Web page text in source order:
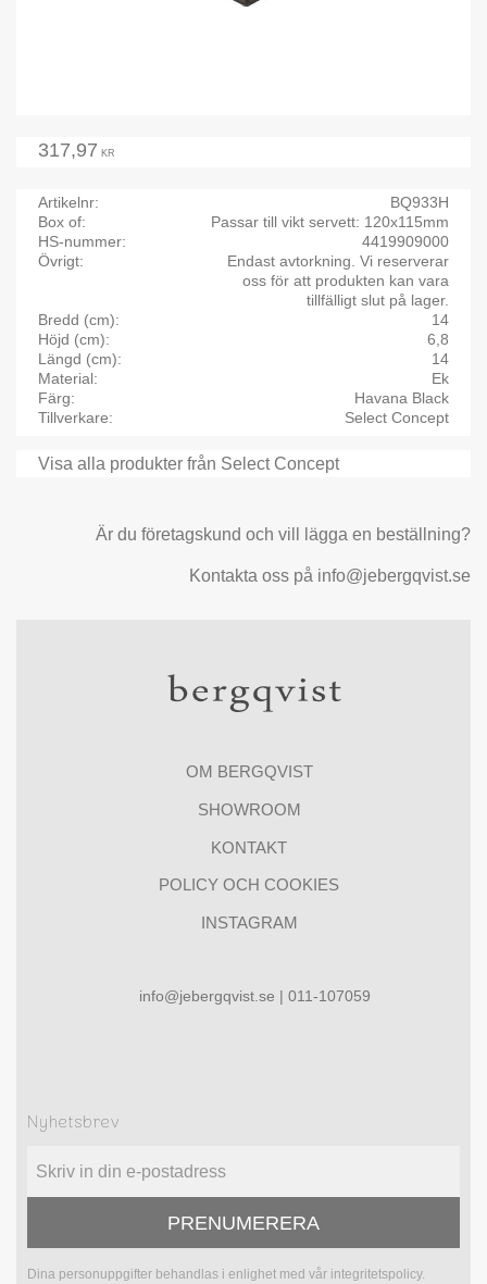
317,97 KR
Artikelnr
BQ933H
Box of
Passar till vikt servett: 120x115mm
HS-nummer
4419909000
Övrigt
Endast avtorkning. Vi reserverar
oss för att produkten kan vara
tillfälligt slut på lager.
Bredd (cm)
14
Höjd (cm)
6,8
Längd (cm)
14
Material
Ek
Färg
Havana Black
Tillverkare
Select Concept
Visa alla produkter från Select Concept
Är du företagskund och vill lägga en beställning?
Kontakta oss på info@jebergqvist.se
OM BERGQVIST
SHOWROOM
KONTAKT
POLICY OCH COOKIES
INSTAGRAM
info@jebergqvist.se | 011-107059
Nyhetsbrev
PRENUMERERA
Dina personuppgifter behandlas i enlighet med vår integritetspolicy.